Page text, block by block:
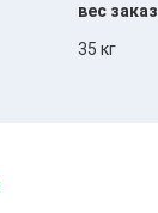
вес
35 кг